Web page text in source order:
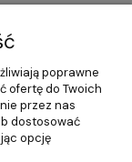
Informacje
i dostawa
Pomoc
Moje konto
poprawne
ofertę do Twoich
przez nas
dostosować
opcję